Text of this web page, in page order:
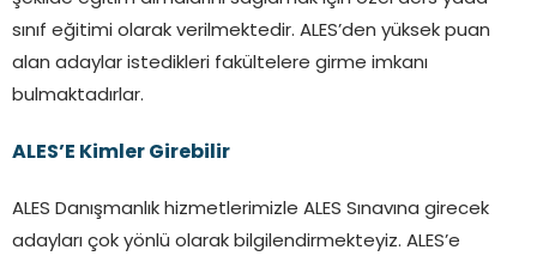
sınıf eğitimi olarak verilmektedir. ALES’den yüksek puan
alan adaylar istedikleri fakültelere girme imkanı
bulmaktadırlar.
ALES’E Kimler Girebilir
ALES Danışmanlık hizmetlerimizle ALES Sınavına girecek
adayları çok yönlü olarak bilgilendirmekteyiz. ALES’e